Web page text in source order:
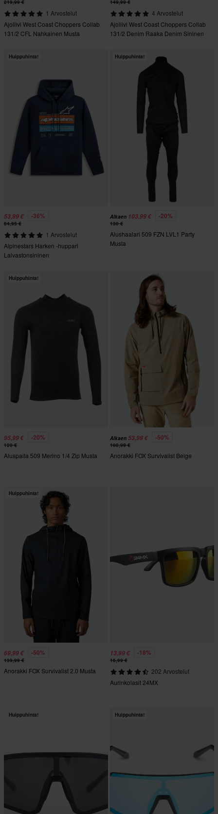
219,99 €
1 Arvostelut
Ajoliivi West Coast Choppers Collab
131/2 CFL Nahkainen Musta
149,99 €
4 Arvostelut
Ajoliivi West Coast Choppers Collab
131/2 Denim Raaka Denim Sininen
Huippuhinta!
53,99 € -36%
84,95 €
1 Arvostelut
Alpinestars Harken -huppari
Laivastonsininen
Huippuhinta!
Alkaen 103,99 € -20%
130 €
Alushaalari 509 FZN LVL1 Party
Musta
Huippuhinta!
95,99 € -20%
120 €
Aluspaita 509 Merino 1/4 Zip Musta
Alkaen 53,99 € -50%
108,99 €
Anorakki FOX Survivalist Beige
Huippuhinta!
69,99 € -50%
139,99 €
Anorakki FOX Survivalist 2.0 Musta
13,99 € -18%
16,99 €
202 Arvostelut
Aurinkolasit 24MX
Huippuhinta! Huippuhinta!